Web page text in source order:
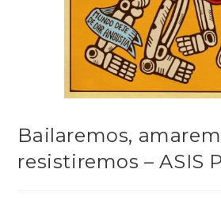
Bailaremos,
resistiremos – ASIS